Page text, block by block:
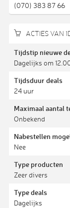
(070) 383 87 66
ACTIES VAN
Tijdstip nieuwe
Dagelijks om
Tijdsduur deals
24 uur
Maximaal aantal
Onbekend
Nabestellen
Nee
Type producten
Zeer divers
Type deals
Dagelijks